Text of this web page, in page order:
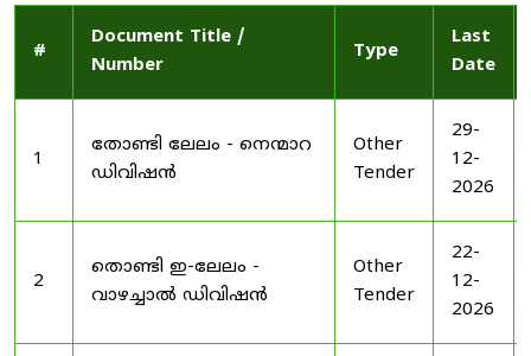
#
Document Title /
Number
Type
Last
Date
1
തോണ്ടി ലേലം - നെന്മാറ
ഡിവിഷൻ
Other
Tender
29-
12-
2026
2
തൊണ്ടി ഇ-ലേലം -
വാഴച്ചാൽ ഡിവിഷൻ
Other
Tender
22-
12-
2026